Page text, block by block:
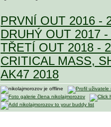
PRVNÍ OUT 2016 -
DRUHÝ OUT 2017
TŘETÍ OUT 2018 -
CRITICAL MASS,
AK47 2018